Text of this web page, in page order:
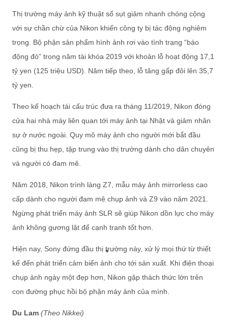
Thị trường máy ảnh kỹ thuật số sụt giảm nhanh chóng cộng
với sự chần chừ của Nikon khiến công ty bị tác động nghiêm
trọng. Bộ phận sản phẩm hình ảnh rơi vào tình trạng “báo
động đỏ” trong năm tài khóa 2019 với khoản lỗ hoạt động 17,1
tỷ yen (125 triệu USD). Năm tiếp theo, lỗ tăng gấp đôi lên 35,7
tỷ yen.
Theo kế hoạch tái cấu trúc đưa ra tháng 11/2019, Nikon đóng
cửa hai nhà máy liên quan tới máy ảnh tại Nhật và giảm nhân
sự ở nước ngoài. Quy mô máy ảnh cho người mới bắt đầu
cũng bị thu hẹp, tập trung vào thị trường dành cho dân chuyên
và người có đam mê.
Năm 2018, Nikon trình làng Z7, mẫu máy ảnh mirrorless cao
cấp dành cho người đam mê chụp ảnh và Z9 vào năm 2021.
Ngừng phát triển máy ảnh SLR sẽ giúp Nikon dồn lực cho máy
ảnh không gương lật để cạnh tranh tốt hơn.
Hiện nay, Sony đứng đầu thị trường này, xử lý mọi thứ từ thiết
kế đến phát triển cảm biến ảnh cho tới sản xuất. Khi điện thoại
chụp ảnh ngày một đẹp hơn, Nikon gặp thách thức lớn trên
con đường phục hồi bộ phận máy ảnh của mình.
Du Lam (Theo Nikkei)